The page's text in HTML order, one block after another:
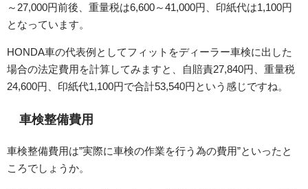
～27,000円前後、重量税は6,600～41,000円、印紙代は1,100円
となっています。
HONDA車の代表例としてフィットをディーラー車検に出した
場合の法定費用を計算してみますと、自賠責27,840円、重量税
24,600円、印紙代1,100円で合計53,540円という感じですね。
車検整備費用
車検整備費用は”実際に車検の作業を行う為の費用”といったと
ころでしょうか。